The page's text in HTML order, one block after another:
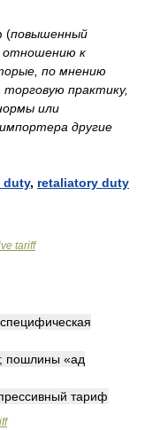
(повышенный
отношению к
по мнению
практику,
или
другие
duty, retaliatory duty
tariff
пошлины «ад
тариф